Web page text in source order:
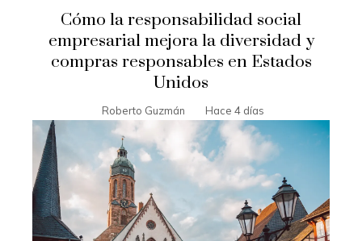
Cómo la responsabilidad social
empresarial mejora la diversidad y
compras responsables en Estados
Unidos
Roberto Guzmán Hace 4 días